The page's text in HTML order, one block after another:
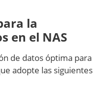
la
en el NAS
de datos óptima para
adopte las siguientes